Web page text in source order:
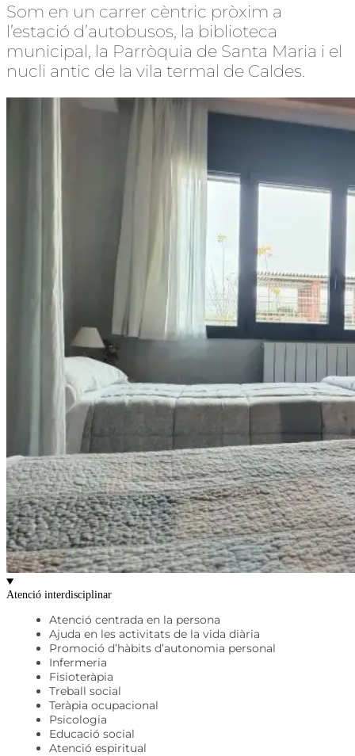
Som en un carrer cèntric pròxim a
l’estació d’autobusos, la biblioteca
municipal, la Parròquia de Santa Maria i el
nucli antic de la vila termal de Caldes.
Atenció interdisciplinar
Atenció centrada en la persona
Ajuda en les activitats de la vida diària
Promoció d’hàbits d’autonomia personal
Infermeria
Fisioteràpia
Treball social
Teràpia ocupacional
Psicologia
Educació social
Atenció espiritual